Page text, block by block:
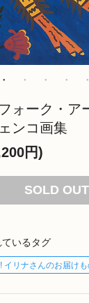
ォーク・
ンコ画集
円)
SOLD OUT
いるタグ
イリナさんのお届け